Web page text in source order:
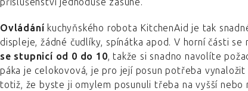
Ovládání kuchyňského robota KitchenAid je tak
displeje, žádné čudlíky, spínátka apod. V horní části se
se stupnicí od 0 do 10, takže si snadno navolíte
páka je celokovová, je pro její posun potřeba
totiž, že byste ji omylem posunuli třeba na vyšší nebo